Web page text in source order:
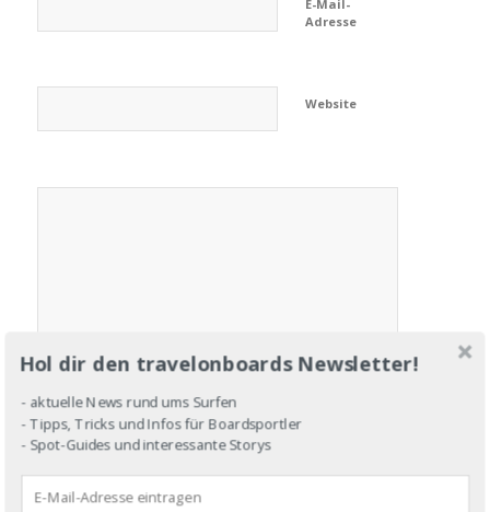
E-Mail-
Adresse
Website
Hol dir den travelonboards Newsletter!
- aktuelle News rund ums Surfen
- Tipps, Tricks und Infos für Boardsportler
- Spot-Guides und interessante Storys